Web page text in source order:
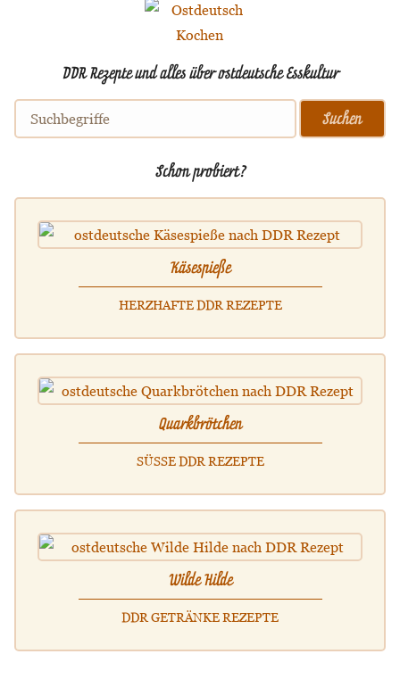
DDR Rezepte und alles über ostdeutsche Esskultur
Schon probiert?
Käsespieße
HERZHAFTE DDR REZEPTE
Quarkbrötchen
SÜSSE DDR REZEPTE
Wilde Hilde
DDR GETRÄNKE REZEPTE